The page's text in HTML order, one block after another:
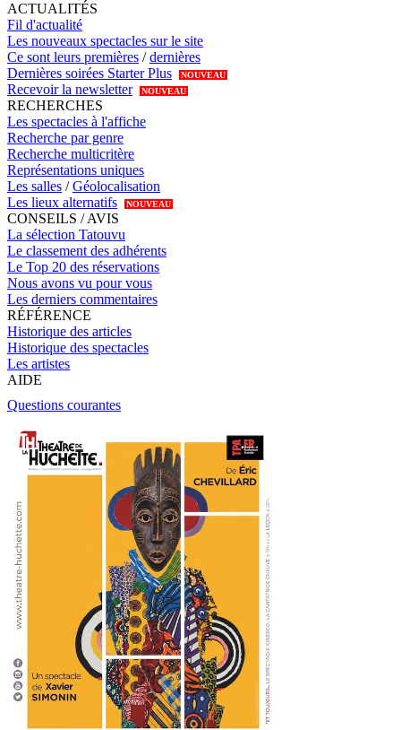
ACTUALITÉS
Fil d'actualité
Les nouveaux spectacles sur le site
Ce sont leurs premières /dernières
Dernières soirées Starter Plus
NOUVEAU
Recevoir la newsletter NOUVEAU
RECHERCHES
Les spectacles à l'affiche
Recherche par genre
Recherche multicritère
Représentations uniques
Les salles /Géolocalisation
Les lieux alternatifs
NOUVEAU
CONSEILS / AVIS
La sélection Tatouvu
Le classement des adhérents
Le Top 20 des réservations
Nous avons vu pour vous
Les derniers commentaires
RÉFÉRENCE
Historique des articles
Historique des spectacles
Les artistes
AIDE
Questions courantes